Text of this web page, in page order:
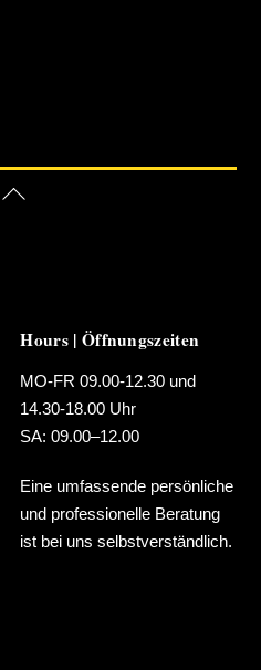
Back
Hours | Öffnungszeiten
MO-FR 09.00-12.30 und
14.30-18.00 Uhr
SA: 09.00–12.00
Eine umfassende persönliche
und professionelle Beratung
ist bei uns selbstverständlich.